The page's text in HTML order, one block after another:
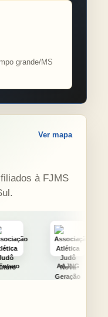
grande/MS
Ver mapa
à FJMS
AAJNG TSURU